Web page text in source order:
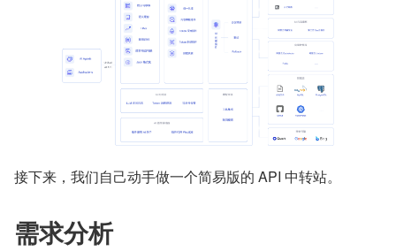
接下来，我们自己动手做一个简易版的 API 中转站。
需求分析